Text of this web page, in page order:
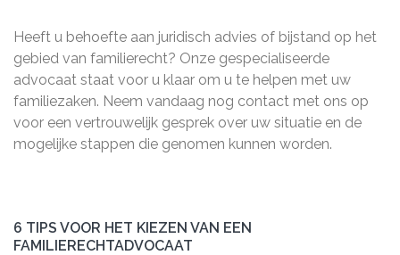
Heeft u behoefte aan juridisch advies of bijstand op het
gebied van familierecht? Onze gespecialiseerde
advocaat staat voor u klaar om u te helpen met uw
familiezaken. Neem vandaag nog contact met ons op
voor een vertrouwelijk gesprek over uw situatie en de
mogelijke stappen die genomen kunnen worden.
6 TIPS VOOR HET KIEZEN VAN EEN
FAMILIERECHTADVOCAAT